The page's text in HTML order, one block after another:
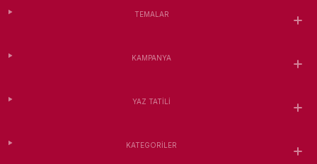
TEMALAR
KAMPANYA
YAZ TATILI
KATEGORILER